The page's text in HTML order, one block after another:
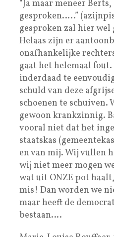
“Ja maar meneer
gesproken…..”
gesproken zal hier wel
Helaas zijn er
onafhankelijke
gaat het helemaal
inderdaad te
schuld van deze
schoenen te schuiven.
gewoon krankzinnig.
vooral niet dat het
staatskas
en van mij. Wij vullen
wij niet meer mogen
wat uit ONZE pot
mis! Dan worden we
maar heeft de
bestaan….